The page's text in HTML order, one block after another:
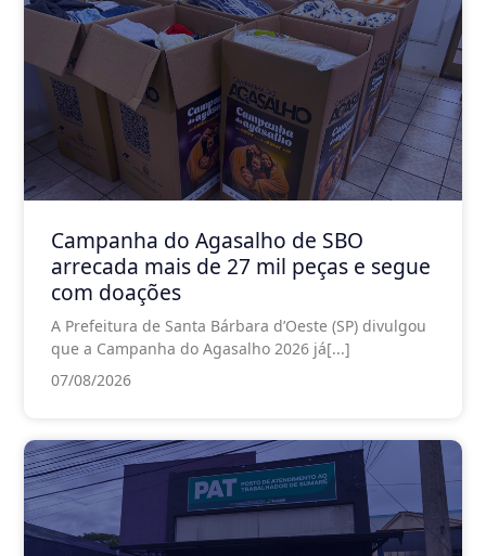
Campanha do Agasalho de SBO
arrecada mais de 27 mil peças e segue
com doações
A Prefeitura de Santa Bárbara d’Oeste (SP) divulgou
que a Campanha do Agasalho 2026 já[...]
07/08/2026